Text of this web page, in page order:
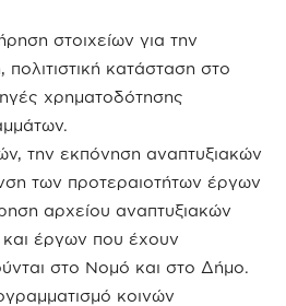
στοιχείων για την
πολιτιστική κατάσταση στο
χρηματοδότησης
την εκπόνηση αναπτυξιακών
των προτεραιοτήτων έργων
αρχείου αναπτυξιακών
έργων που έχουν
στο Νομό και στο Δήμο.
κοινών